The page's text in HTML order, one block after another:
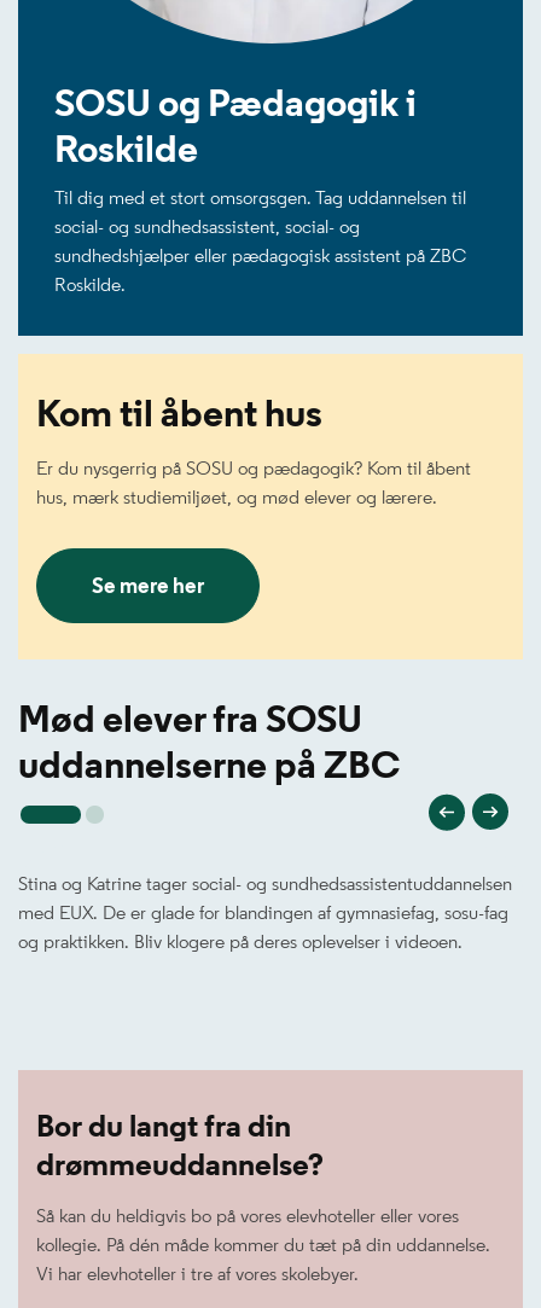
SOSU og Pædagogik i
Roskilde
Til dig med et stort omsorgsgen. Tag uddannelsen til
social- og sundhedsassistent, social- og
sundhedshjælper eller pædagogisk assistent på ZBC
Roskilde.
Kom til åbent hus
Er du nysgerrig på SOSU og pædagogik? Kom til åbent
hus, mærk studiemiljøet, og mød elever og lærere.
Se mere her
Mød elever fra SOSU
uddannelserne på ZBC
Stina og Katrine tager social- og sundhedsassistentuddannelsen
med EUX. De er glade for blandingen af gymnasiefag, sosu-fag
og praktikken. Bliv klogere på deres oplevelser i videoen.
Bor du langt fra din
drømmeuddannelse?
Så kan du heldigvis bo på vores elevhoteller eller vores
kollegie. På dén måde kommer du tæt på din uddannelse.
Vi har elevhoteller i tre af vores skolebyer.